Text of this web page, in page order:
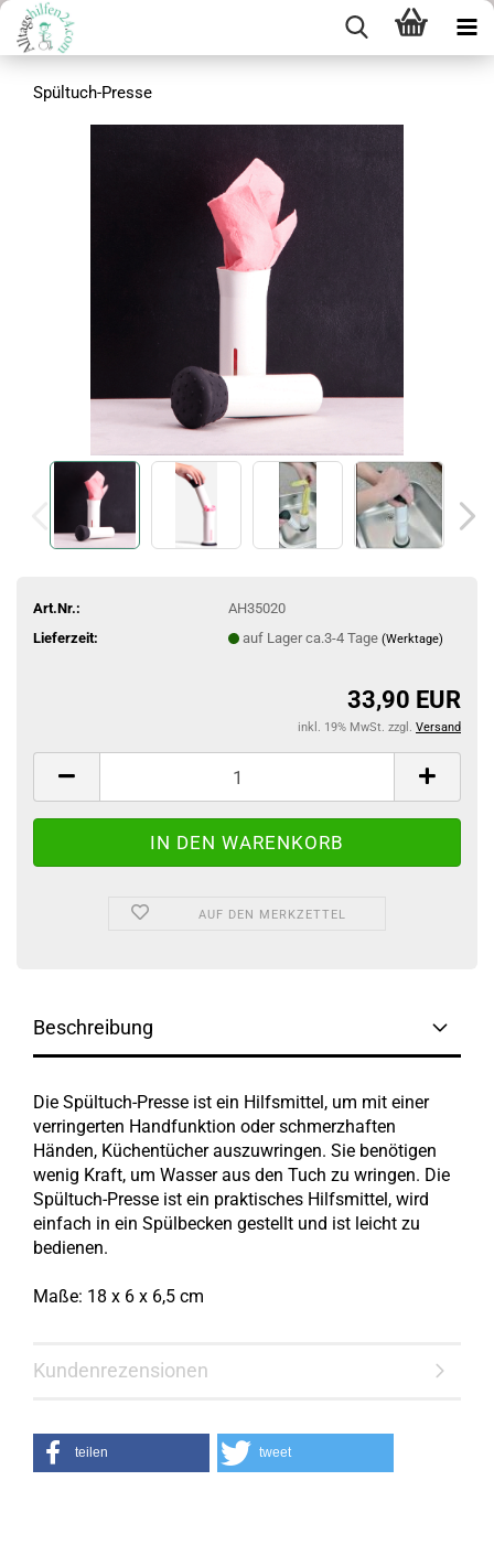
Spültuch-Presse
Art.Nr.:
AH35020
Lieferzeit:
auf Lager ca.3-4 Tage (Werktage)
33,90 EUR
inkl. 19% MwSt. zzgl. Versand
AUF DEN MERKZETTEL
Beschreibung
Die Spültuch-Presse ist ein Hilfsmittel, um mit einer
verringerten Handfunktion oder schmerzhaften
Händen, Küchentücher auszuwringen. Sie benötigen
wenig Kraft, um Wasser aus den Tuch zu wringen. Die
Spültuch-Presse ist ein praktisches Hilfsmittel, wird
einfach in ein Spülbecken gestellt und ist leicht zu
bedienen.
Maße: 18 x 6 x 6,5 cm
Kundenrezensionen
teilen tweet